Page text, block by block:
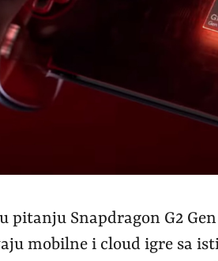
pitanju Snapdragon G2
mobilne i cloud igre sa